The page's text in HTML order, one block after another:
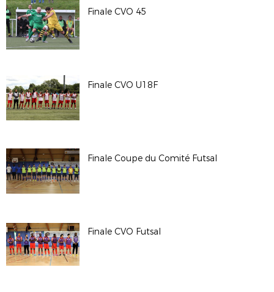
Finale CVO 45
Finale CVO U18F
Finale Coupe du Comité Futsal
Finale CVO Futsal